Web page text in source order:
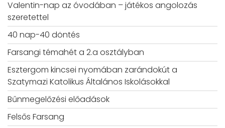
Valentin-nap az óvodában – játékos angolozás
szeretettel
40 nap-40 döntés
Farsangi témahét a 2.a osztályban
Esztergom kincsei nyomában zarándokút a
Szatymazi Katolikus Általános Iskolásokkal
Bűnmegelőzési előadások
Felsős Farsang